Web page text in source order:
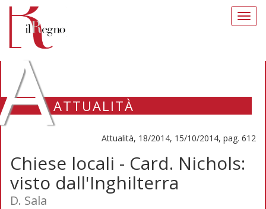
ATTUALITÀ
Attualità, 18/2014, 15/10/2014, pag. 612
Chiese locali - Card. Nichols:
visto dall'Inghilterra
D. Sala